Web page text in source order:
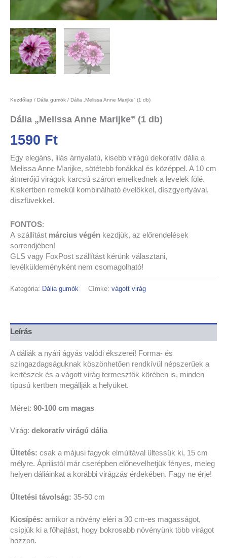
Kezdőlap / Dália gumók / Dália „Melissa Anne Marijke” (1 db)
Dália „Melissa Anne Marijke” (1 db)
1590 Ft
Egy elegáns, lilás árnyalatú, kisebb virágú dekoratív dália a
Melissa Anne Marijke, sötétebb fonákkal és középpel. A 10 cm
átmerőjű virágok karcsú száron emelkednek a levelek fölé.
Kiskertben remekül kombinálható évelőkkel, díszgyertyával,
díszfüvekkel.
FONTOS:
A szállítást március végén kezdjük, az előrendelések
sorrendjében!
GLS vagy FoxPost szállítást kérünk választani,
levélküldeményként nem csomagolható!
Kategória: Dália gumók Címke: vágott virág
Leírás
A dáliák a nyári ágyás valódi ékszerei! Forma- és
színgazdagságuknak köszönhetően rendkívül népszerűek a
kertészek és a vágott virág termesztők körében is, minden
típusú kertben megállják a helyüket.
Méret: 90-100 cm magas
Virág: dekoratív virágú dália
Ültetés: csak a májusi fagyok elmúltával ültessük ki, 15 cm
mélyre. Áprilistól már cserépben előnevelhetjük fényes, meleg
helyen dáliáinkat a korábbi virágzás érdekében. Fagy ne érje!
Ültetési távolság: 35-50 cm
Kicsípés: amikor a növény eléri a 30 cm-es magasságot,
csípjük ki a főhajtást, hogy bokrosabb növényünk több virágot
hozzon.